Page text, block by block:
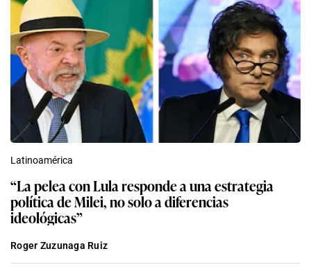
Latinoamérica
“La pelea con Lula responde a una estrategia
política de Milei, no solo a diferencias
ideológicas”
Roger Zuzunaga Ruiz